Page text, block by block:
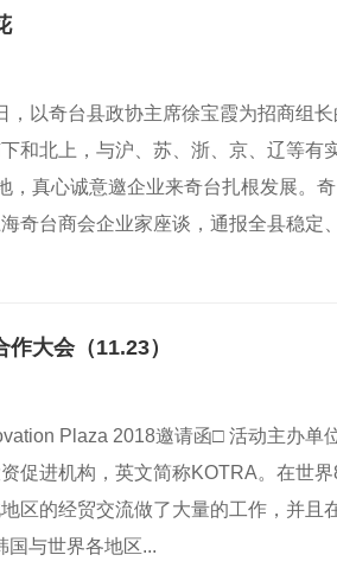
以奇台县政协主席徐宝霞为招商组
和北上，与沪、苏、浙、京、辽等有
，真心诚意邀企业来奇台扎根发展。
奇台商会企业家座谈，通报全县稳定
大会（11.23）
Plaza 2018邀请函□ 活动主办单
促进机构，英文简称KOTRA。在世
区的经贸交流做了大量的工作，并且
国与世界各地区...